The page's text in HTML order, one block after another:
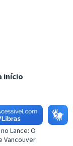
início
Lance: O
Vancouver